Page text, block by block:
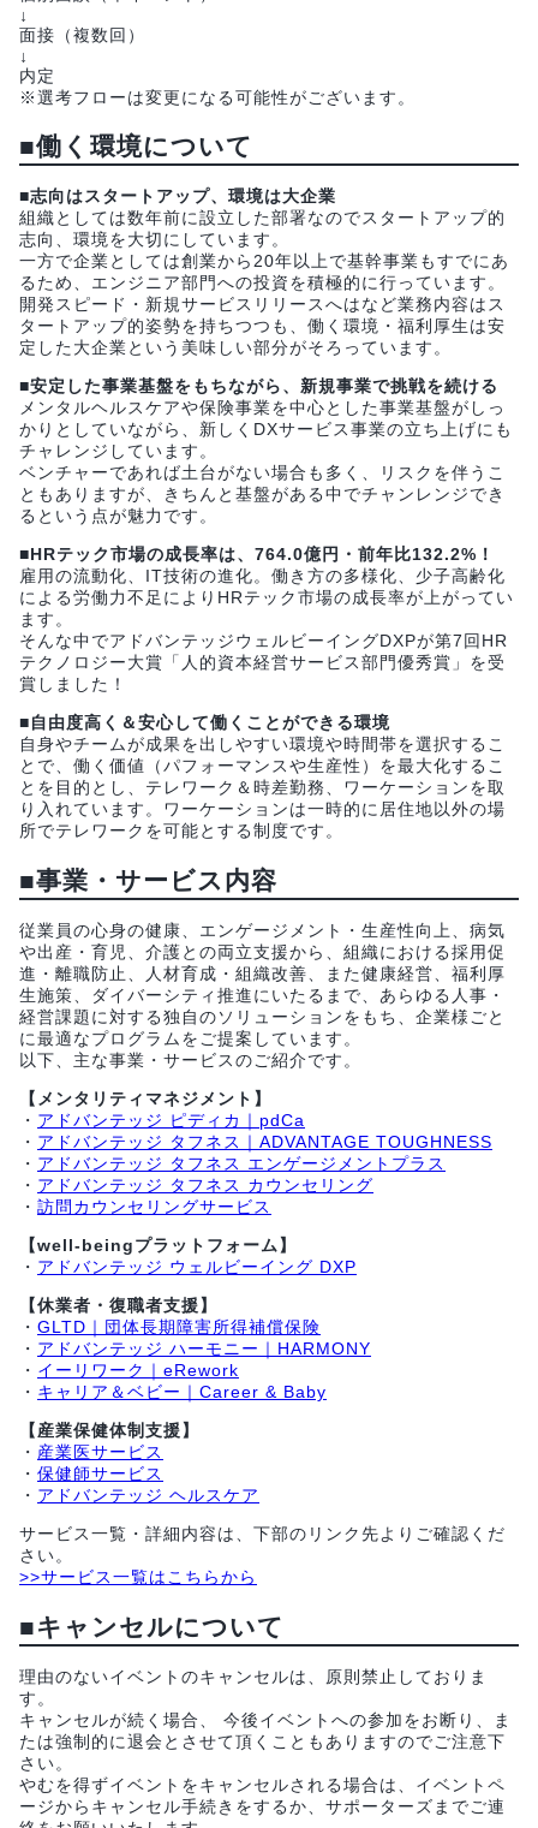
↓
面接（複数回）
↓
内定
※選考フローは変更になる可能性がございます。
■働く環境について
■志向はスタートアップ、環境は大企業
組織としては数年前に設立した部署なのでスタートアップ的
志向、環境を大切にしています。
一方で企業としては創業から20年以上で基幹事業もすでにあ
るため、エンジニア部門への投資を積極的に行っています。
開発スピード・新規サービスリリースへはなど業務内容はス
タートアップ的姿勢を持ちつつも、働く環境・福利厚生は安
定した大企業という美味しい部分がそろっています。
■安定した事業基盤をもちながら、新規事業で挑戦を続ける
メンタルヘルスケアや保険事業を中心とした事業基盤がしっ
かりとしていながら、新しくDXサービス事業の立ち上げにも
チャレンジしています。
ベンチャーであれば土台がない場合も多く、リスクを伴うこ
ともありますが、きちんと基盤がある中でチャンレンジでき
るという点が魅力です。
■HRテック市場の成長率は、764.0億円・前年比132.2%！
雇用の流動化、IT技術の進化。働き方の多様化、少子高齢化
による労働力不足によりHRテック市場の成長率が上がってい
ます。
そんな中でアドバンテッジウェルビーイングDXPが第7回HR
テクノロジー大賞「人的資本経営サービス部門優秀賞」を受
賞しました！
■自由度高く＆安心して働くことができる環境
自身やチームが成果を出しやすい環境や時間帯を選択するこ
とで、働く価値（パフォーマンスや生産性）を最大化するこ
とを目的とし、テレワーク＆時差勤務、ワーケーションを取
り入れています。ワーケーションは一時的に居住地以外の場
所でテレワークを可能とする制度です。
■事業・サービス内容
従業員の心身の健康、エンゲージメント・生産性向上、病気
や出産・育児、介護との両立支援から、組織における採用促
進・離職防止、人材育成・組織改善、また健康経営、福利厚
生施策、ダイバーシティ推進にいたるまで、あらゆる人事・
経営課題に対する独自のソリューションをもち、企業様ごと
に最適なプログラムをご提案しています。
以下、主な事業・サービスのご紹介です。
【メンタリティマネジメント】
・ アドバンテッジ ピディカ｜pdCa
・ アドバンテッジ タフネス｜ADVANTAGE TOUGHNESS
・ アドバンテッジ タフネス エンゲージメントプラス
・ アドバンテッジ タフネス カウンセリング
・ 訪問カウンセリングサービス
【well-beingプラットフォーム】
・ アドバンテッジ ウェルビーイング DXP
【休業者・復職者支援】
・ GLTD｜団体長期障害所得補償保険
・ アドバンテッジ ハーモニー｜HARMONY
・ イーリワーク｜eRework
・ キャリア＆ベビー｜Career & Baby
【産業保健体制支援】
・ 産業医サービス
・ 保健師サービス
・ アドバンテッジ ヘルスケア
サービス一覧・詳細内容は、下部のリンク先よりご確認くだ
さい。
>>サービス一覧はこちらから
■キャンセルについて
理由のないイベントのキャンセルは、原則禁止しておりま
す。
キャンセルが続く場合、 今後イベントへの参加をお断り、ま
たは強制的に退会とさせて頂くこともありますのでご注意下
さい。
やむを得ずイベントをキャンセルされる場合は、イベントペ
ージからキャンセル手続きをするか、サポーターズまでご連